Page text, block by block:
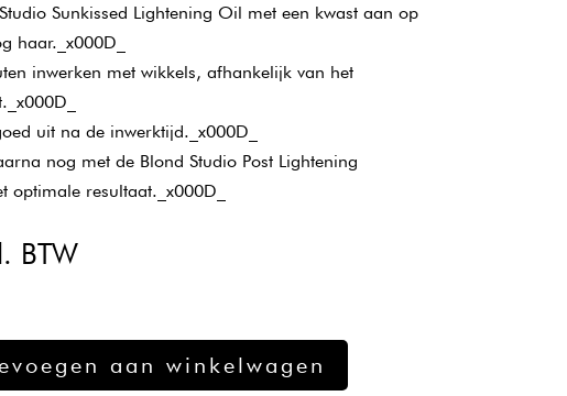
Sunkissed Lightening Oil met een kwast aan op
haar._x000D_
inwerken met wikkels, afhankelijk van het
uit na de inwerktijd._x000D_
nog met de Blond Studio Post Lightening
optimale resultaat._x000D_
BTW
aan winkelwagen